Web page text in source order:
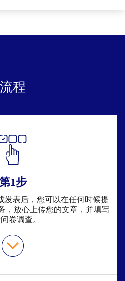
流程
第1步
发表后，您可以在任何时候提
，放心上传您的文章，并填写
卷调查。